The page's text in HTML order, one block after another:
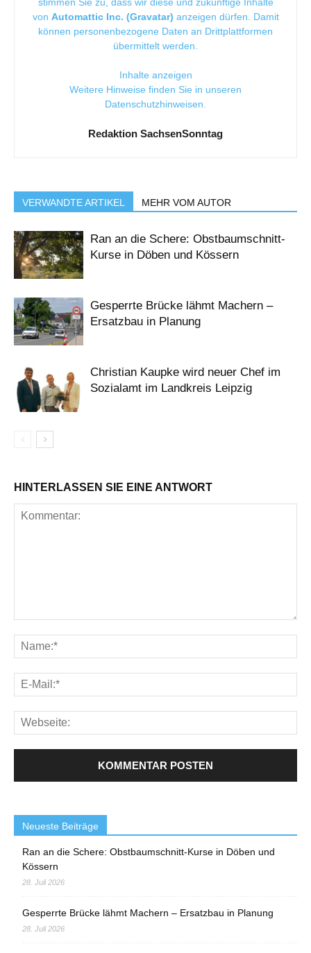
von Automattic Inc. (Gravatar) anzeigen dürfen. Damit
können personenbezogene Daten an Drittplattformen
übermittelt werden.
Inhalte anzeigen
Weitere Hinweise finden Sie in unseren
Datenschutzhinweisen
Redaktion SachsenSonntag
VERWANDTE ARTIKEL MEHR VOM AUTOR
Ran an die Schere: Obstbaumschnitt-
Kurse in Döben und Kössern
Gesperrte Brücke lähmt Machern –
Ersatzbau in Planung
Christian Kaupke wird neuer Chef im
Sozialamt im Landkreis Leipzig
HINTERLASSEN SIE EINE ANTWORT
Neueste Beiträge
Ran an die Schere: Obstbaumschnitt-Kurse in Döben und
Kössern
28. Juli 2026
Gesperrte Brücke lähmt Machern – Ersatzbau in Planung
28. Juli 2026